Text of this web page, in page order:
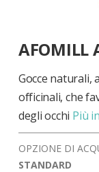
all'inizio
galleria
immagini
AFOMILL
Gocce naturali,
officinali, che
degli occhi Più
OPZIONE DI
STANDARD